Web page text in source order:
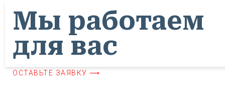
Мы работаем
для вас
ОСТАВЬТЕ ЗАЯВКУ ⟶